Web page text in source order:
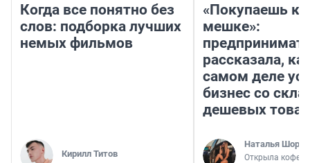
Когда все понятно без
слов: подборка лучших
немых фильмов
Кирилл Титов
«Покупаешь
мешке»:
рассказала,
самом деле
бизнес со
дешевых
Наталья
Открыла